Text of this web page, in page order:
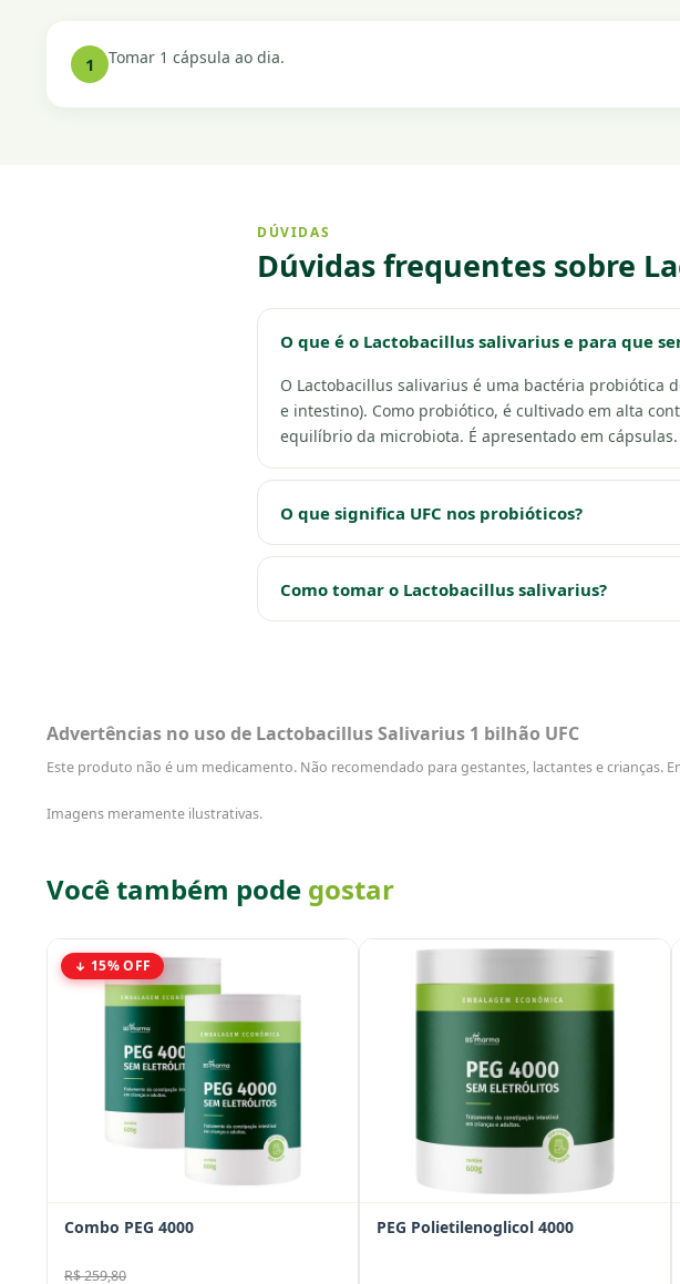
1 Tomar 1 cápsula ao dia.
DÚVIDAS
Dúvidas frequentes sobre
O que é o Lactobacillus salivarius e para que
O Lactobacillus salivarius é uma bactéria probiótica
e intestino). Como probiótico, é cultivado em alta
equilíbrio da microbiota. É apresentado em cápsulas.
O que significa UFC nos probióticos?
Como tomar o Lactobacillus salivarius?
Advertências no uso de Lactobacillus Salivarius 1 bilhão UFC
Este produto não é um medicamento. Não recomendado para gestantes, lactantes e crianças.
Imagens meramente ilustrativas.
Você também pode gostar
15% OFF
Combo PEG 4000
R$ 259,80
PEG Polietilenoglicol 4000